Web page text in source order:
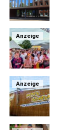
Anzeige
Anzeige